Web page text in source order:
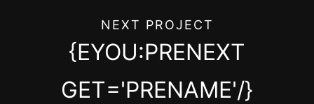
NEXT PROJECT
{EYOU:PRENEXT
GET='PRENAME'/}